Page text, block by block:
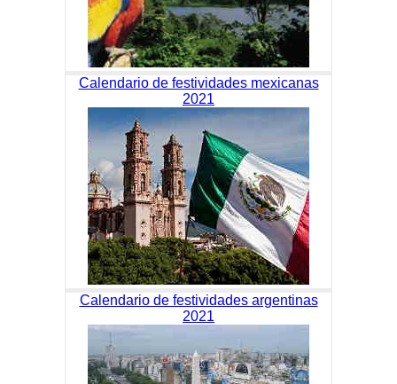
Calendario de festividades mexicanas
2021
Calendario de festividades argentinas
2021